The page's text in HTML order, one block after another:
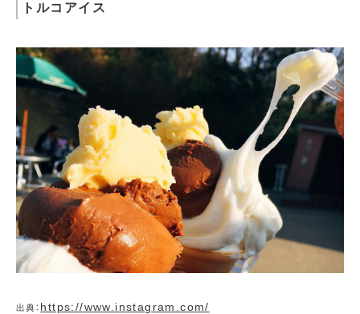
トルコアイス
出典： https://www.instagram.com/